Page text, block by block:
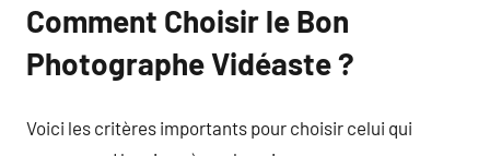
Comment Choisir le Bon
Photographe Vidéaste ?
Voici les critères importants pour choisir celui qui